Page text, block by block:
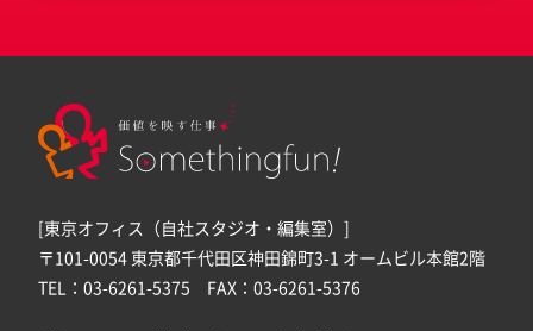
[東京オフィス（自社スタジオ・編集室）]
〒101-0054 東京都千代田区神田錦町3-1 オームビル本館2階
TEL：03-6261-5375 FAX：03-6261-5376